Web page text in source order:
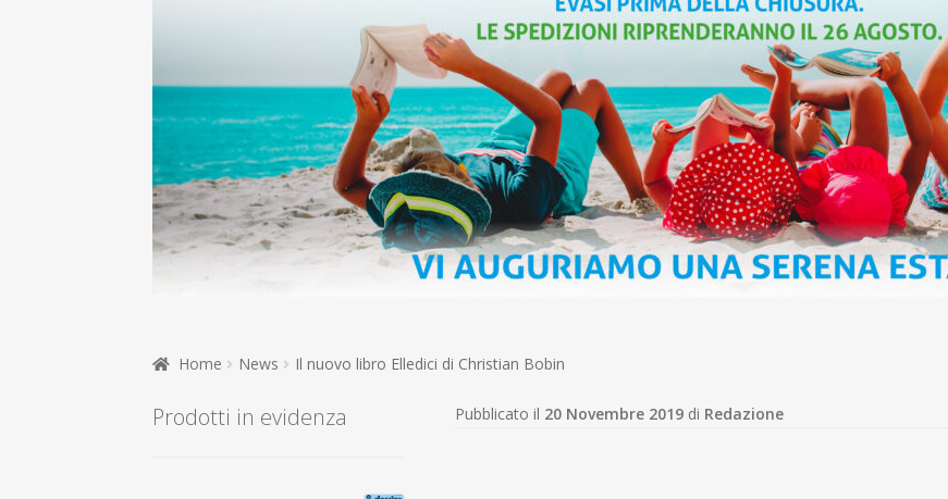
Home News Il nuovo libro Elledici di Christian Bobin
Pubblicato il 20 Novembre 2019 di Redazione
Prodotti in evidenza